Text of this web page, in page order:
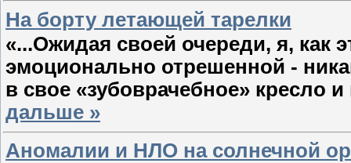
На борту летающей тарелки
«...Ожидая своей очереди, я, как
эмоционально отрешенной -
в свое «зубоврачебное» кресло
дальше »
Аномалии и НЛО на солнечной